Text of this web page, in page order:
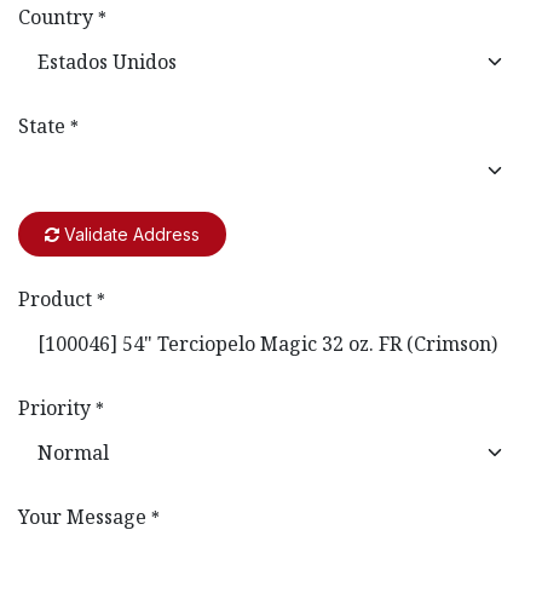
Country *
State *
Validate Address
Product *
Priority *
Your Message *